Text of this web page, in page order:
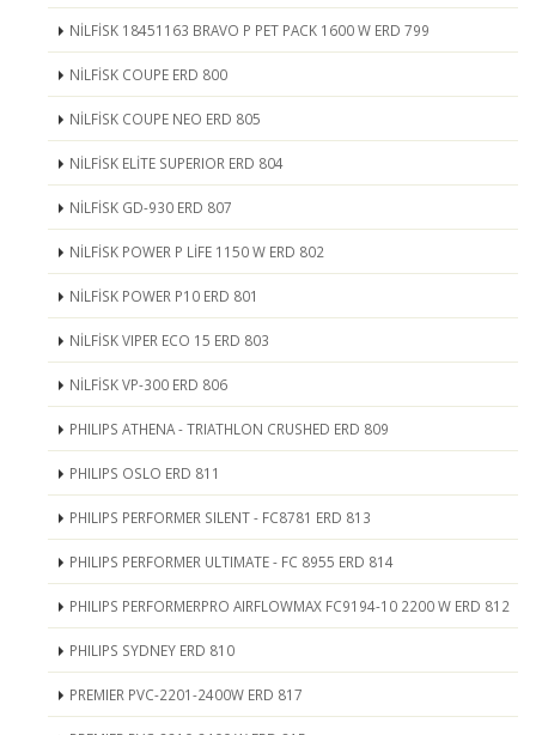
NİLFİSK 18451163 BRAVO P PET PACK 1600 W ERD 799
NİLFİSK COUPE ERD 800
NİLFİSK COUPE NEO ERD 805
NİLFİSK ELİTE SUPERIOR ERD 804
NİLFİSK GD-930 ERD 807
NİLFİSK POWER P LİFE 1150 W ERD 802
NİLFİSK POWER P10 ERD 801
NİLFİSK VIPER ECO 15 ERD 803
NİLFİSK VP-300 ERD 806
PHILIPS ATHENA - TRIATHLON CRUSHED ERD 809
PHILIPS OSLO ERD 811
PHILIPS PERFORMER SILENT - FC8781 ERD 813
PHILIPS PERFORMER ULTIMATE - FC 8955 ERD 814
PHILIPS PERFORMERPRO AIRFLOWMAX FC9194-10 2200 W ERD 812
PHILIPS SYDNEY ERD 810
PREMIER PVC-2201-2400W ERD 817